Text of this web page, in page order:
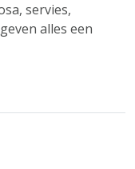
servies,
alles een